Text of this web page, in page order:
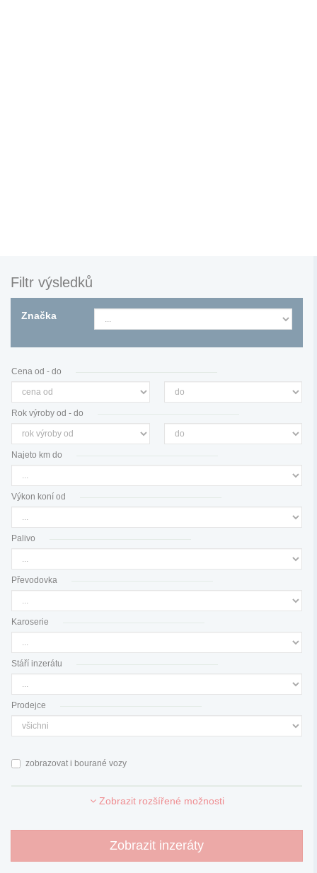
Filtr výsledků
Značka
Cena od - do
Rok výroby od - do
Najeto km do
Výkon koní od
Palivo
Převodovka
Karoserie
Stáří inzerátu
Prodejce
zobrazovat i bourané vozy
Zobrazit rozšířené možnosti
Zobrazit inzeráty